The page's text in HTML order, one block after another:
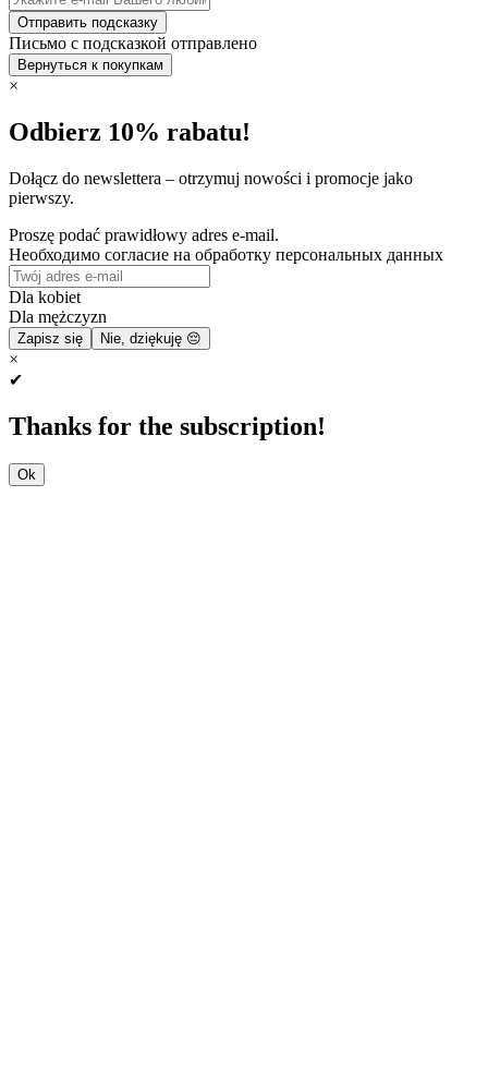
Отправить подсказку
Письмо с подсказкой отправлено
Вернуться к покупкам
×
Odbierz 10% rabatu!
Dołącz do newslettera – otrzymuj nowości i promocje jako
pierwszy.
Proszę podać prawidłowy adres e-mail.
Необходимо согласие на обработку персональных данных
Dla kobiet
Dla mężczyzn
Zapisz się Nie, dziękuję 😔
×
✔
Thanks for the subscription!
Ok